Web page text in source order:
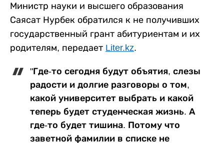
Министр науки и высшего образования
Саясат Нурбек обратился к не получивших
государственный грант абитуриентам и их
родителям, передает Liter.kz.
"Где-то сегодня будут объятия, слезы
радости и долгие разговоры о том,
какой университет выбрать и какой
теперь будет студенческая жизнь. А
где-то будет тишина. Потому что
заветной фамилии в списке не